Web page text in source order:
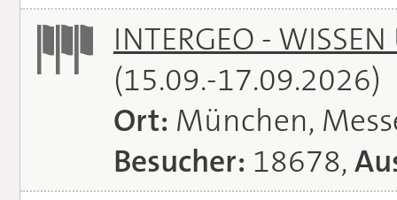
INTERGEO -
(15.09.-17.09.2026)
Ort: München,
Besucher: 18678,